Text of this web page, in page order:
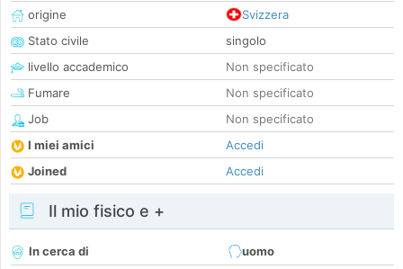
origine
Svizzera
Stato civile
singolo
livello accademico
Non specificato
Fumare
Non specificato
Job
Non specificato
I miei amici
Accedi
Joined
Accedi
Il mio fisico e +
In cerca di
uomo